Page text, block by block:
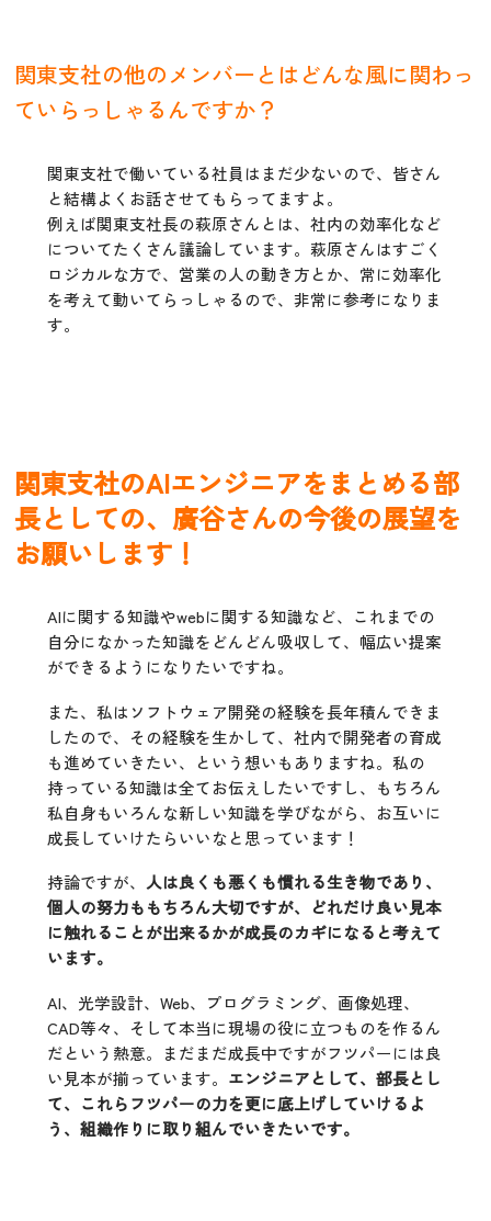
関東支社の他のメンバーとはどんな風に関わっ
ていらっしゃるんですか？
関東支社で働いている社員はまだ少ないので、皆さん
と結構よくお話させてもらってますよ。
例えば関東支社長の萩原さんとは、社内の効率化など
についてたくさん議論しています。萩原さんはすごく
ロジカルな方で、営業の人の動き方とか、常に効率化
を考えて動いてらっしゃるので、非常に参考になりま
す。
関東支社のAIエンジニアをまとめる部
長としての、廣谷さんの今後の展望を
お願いします！
AIに関する知識やwebに関する知識など、これまでの
自分になかった知識をどんどん吸収して、幅広い提案
ができるようになりたいですね。
また、私はソフトウェア開発の経験を長年積んできま
したので、その経験を生かして、社内で開発者の育成
も進めていきたい、という想いもありますね。私の
持っている知識は全てお伝えしたいですし、もちろん
私自身もいろんな新しい知識を学びながら、お互いに
成長していけたらいいなと思っています！
持論ですが、人は良くも悪くも慣れる生き物であり、
個人の努力ももちろん大切ですが、どれだけ良い見本
に触れることが出来るかが成長のカギになると考えて
います。
AI、光学設計、Web、プログラミング、画像処理、
CAD等々、そして本当に現場の役に立つものを作るん
だという熱意。まだまだ成長中ですがフツパーには良
い見本が揃っています。 エンジニアとして、部長とし
て、これらフツパーの力を更に底上げしていけるよ
う、組織作りに取り組んでいきたいです。